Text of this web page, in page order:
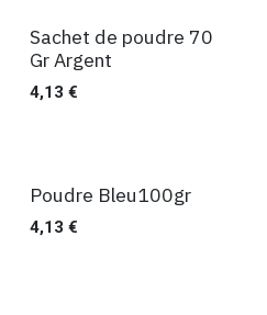
Ventes
Sachet de poudre 70
Gr Argent
4,13 €
Ventes
Poudre Bleu100gr
4,13 €